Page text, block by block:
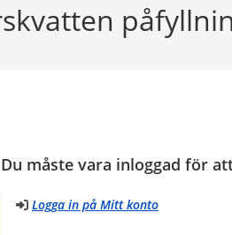
Du måste vara inloggad för
Logga in på Mitt konto